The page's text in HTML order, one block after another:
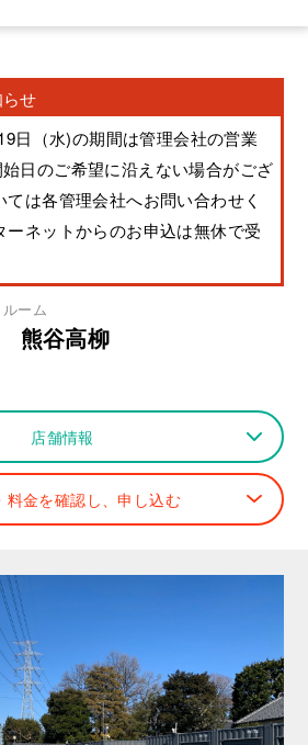
せ
日（水)の期間は管理会社の営業
日のご希望に沿えない場合がござ
は各管理会社へお問い合わせく
ーネットからのお申込は無休で受
ーム
熊谷高柳
店舗情報
料金を確認し、申し込む